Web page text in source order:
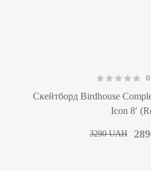
0
Скейтборд Birdhouse
Icon 8′
3290UAH